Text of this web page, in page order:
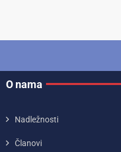
O nama
Nadležnosti
Članovi